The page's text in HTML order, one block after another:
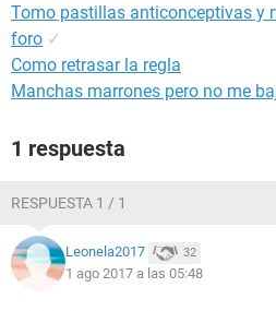
Tomo pastillas anticonceptivas y
foro ✓
Como retrasar la regla
Manchas marrones pero no me
1 respuesta
RESPUESTA 1 / 1
Leonela2017 32
1 ago 2017 a las 05:48